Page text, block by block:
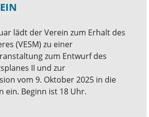
lädt der Verein zum Erhalt des
(VESM) zu einer
zum Entwurf des
II und zur
vom 9. Oktober 2025 in die
ein. Beginn ist 18 Uhr.